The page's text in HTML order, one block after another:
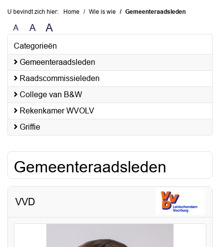
U bevindt zich hier: Home Wie is wie Gemeenteraadsleden
A A A
Categorieën
Gemeenteraadsleden
Raadscommissieleden
College van B&W
Rekenkamer WVOLV
Griffie
Gemeenteraadsleden
VVD